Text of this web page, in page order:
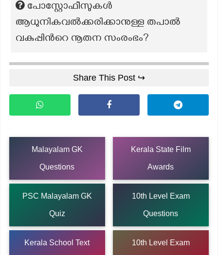
പോസ്റ്റോഫീസുകള്‍
ആധുനികവല്‍ക്കരിക്കാനുള്ള തപാല്‍
വകുപ്പിന്‍റെ നൂതന സംരംഭം?
Share This Post ↪
Malayalam GK
Questions
Kerala State Film
Awards
PSC Malayalam GK
Quiz
10th Level Exam
Questions
Kerala School Text 10th Level Exam